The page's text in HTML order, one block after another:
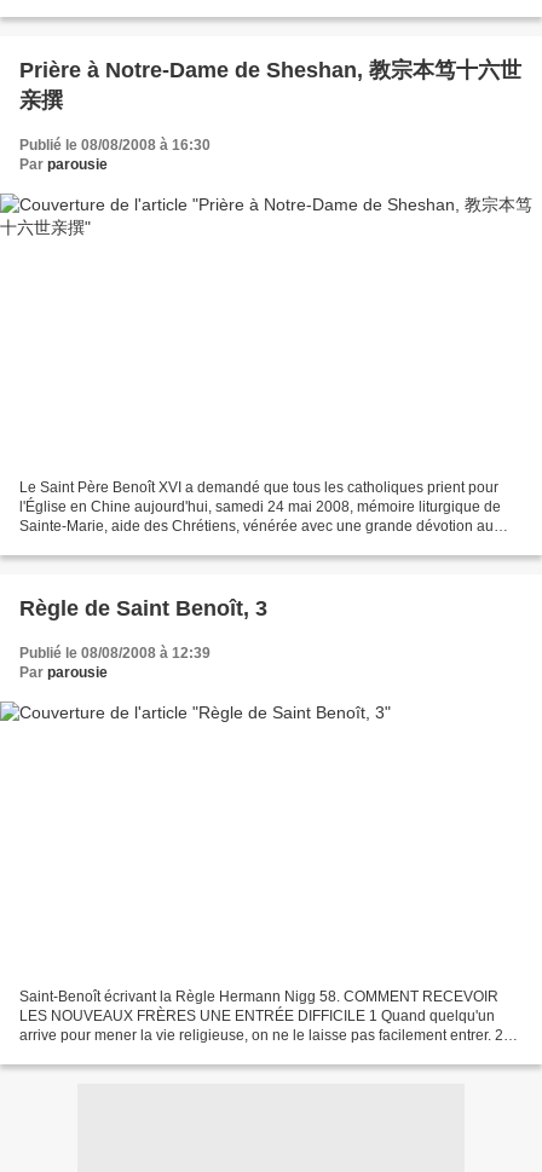
Prière à Notre-Dame de Sheshan, 教宗本笃十六世
亲撰
Publié le 08/08/2008 à 16:30
Par parousie
Le Saint Père Benoît XVI a demandé que tous les catholiques prient pour
l'Église en Chine aujourd'hui, samedi 24 mai 2008, mémoire liturgique de
Sainte-Marie, aide des Chrétiens, vénérée avec une grande dévotion au
Règle de Saint Benoît, 3
Publié le 08/08/2008 à 12:39
Par parousie
Saint-Benoît écrivant la Règle Hermann Nigg 58. COMMENT RECEVOIR
LES NOUVEAUX FRÈRES UNE ENTRÉE DIFFICILE 1 Quand quelqu'un
arrive pour mener la vie religieuse, on ne le laisse pas facilement entrer. 2